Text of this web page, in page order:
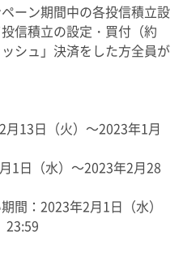
ーン期間中の各投信積立設
信積立の設定・買付（約
シュ」決済をした方全員が
13日（火）～2023年1月
1日（水）～2023年2月28
間：2023年2月1日（水）
23:59